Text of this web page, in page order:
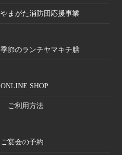
やまがた消防団応援事業
季節のランチヤマキチ膳
ONLINE SHOP
ご利用方法
ご宴会の予約